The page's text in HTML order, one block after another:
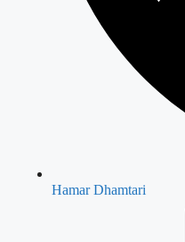
Hamar Dhamtari